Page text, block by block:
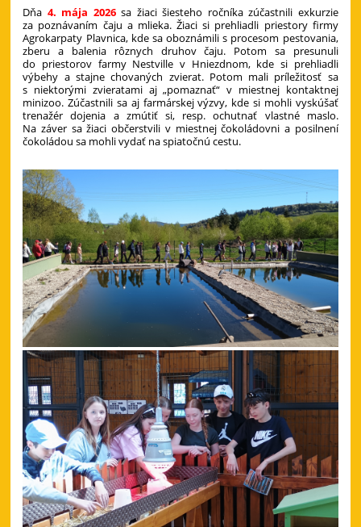
Dňa 4. mája 2026sa žiaci šiesteho ročníka zúčastnili exkurzie
za poznávaním čaju a mlieka. Žiaci si prehliadli priestory firmy
Agrokarpaty Plavnica, kde sa oboznámili s procesom pestovania,
zberu a balenia rôznych druhov čaju. Potom sa presunuli
do priestorov farmy Nestville v Hniezdnom, kde si prehliadli
výbehy a stajne chovaných zvierat. Potom mali príležitosť sa
s niektorými zvieratami aj „pomaznať“ v miestnej kontaktnej
minizoo. Zúčastnili sa aj farmárskej výzvy, kde si mohli vyskúšať
trenažér dojenia a zmútiť si, resp. ochutnať vlastné maslo.
Na záver sa žiaci občerstvili v miestnej čokoládovni a posilnení
čokoládou sa mohli vydať na spiatočnú cestu.